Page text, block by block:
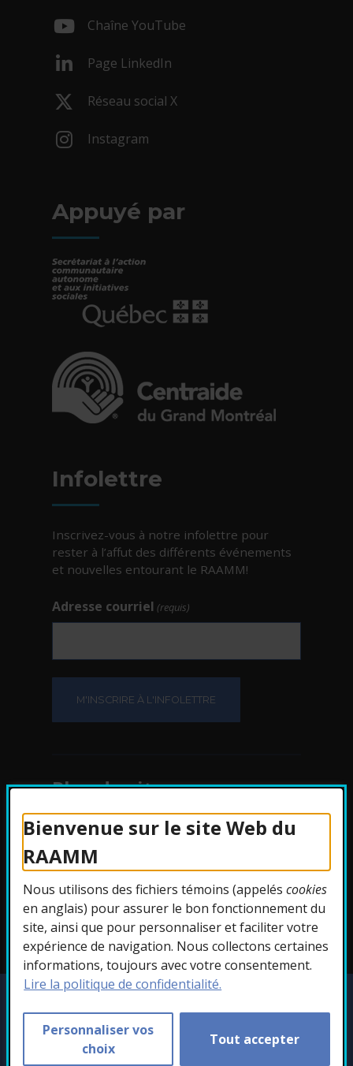
Bienvenue sur le site Web du
RAAMM
Nous utilisons des fichiers témoins (appeléscookies
en anglais) pour assurer le bon fonctionnement du
site, ainsi que pour personnaliser et faciliter votre
expérience de navigation. Nous collectons certaines
informations, toujours avec votre consentement.
Lire la politique de confidentialité.
Personnaliser vos
choix
Tout accepter
Chaîne YouTube
Page LinkedIn
Réseau social X
Instagram
Appuyé par
Infolettre
Inscrivez-vous à notre infolettre pour
rester à l’affut des différents événements
et nouvelles entourant le RAAMM!
Adresse courriel (requis)
Plan du site
Protection des
renseignements
Accessibilité
réservés.
Personnaliser les témoins